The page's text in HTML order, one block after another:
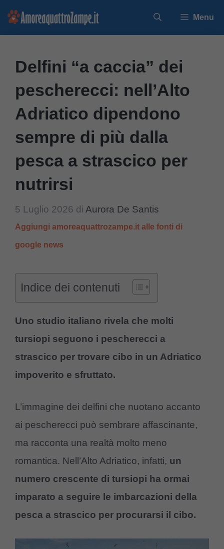
Vai
Menu
Delfini “a caccia” dei
pescherecci: nell’Alto
Adriatico dipendono
sempre di più dalla
pesca a strascico per
nutrirsi
5 Luglio 2026 di Aurora De Santis
Aggiungi amoreaquattrozampe.it alle fonti di
google news
Indice dei contenuti
Uno studio italiano rivela che molti
tursiopi seguono i pescherecci a
strascico per trovare cibo in un Adriatico
impoverito e sfruttato.
L’immagine dei delfini che nuotano accanto
ai pescherecci può sembrare affascinante,
ma racconta una realtà molto meno
romantica. Nell’Alto Adriatico, infatti, un
numero crescente di tursiopi ha ormai
imparato a seguire le imbarcazioni della
pesca a strascico per procurarsi il cibo.